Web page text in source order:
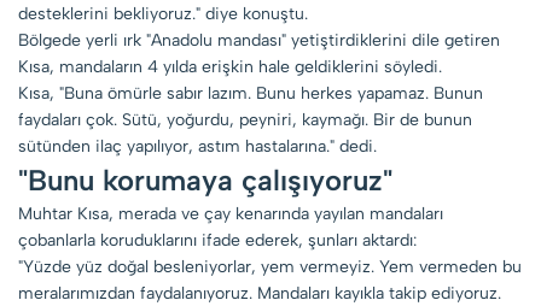
desteklerini bekliyoruz." diye konuştu.
Bölgede yerli ırk "Anadolu mandası" yetiştirdiklerini dile getiren
Kısa, mandaların 4 yılda erişkin hale geldiklerini söyledi.
Kısa, "Buna ömürle sabır lazım. Bunu herkes yapamaz. Bunun
faydaları çok. Sütü, yoğurdu, peyniri, kaymağı. Bir de bunun
sütünden ilaç yapılıyor, astım hastalarına." dedi.
"Bunu korumaya çalışıyoruz"
Muhtar Kısa, merada ve çay kenarında yayılan mandaları
çobanlarla koruduklarını ifade ederek, şunları aktardı:
"Yüzde yüz doğal besleniyorlar, yem vermeyiz. Yem vermeden bu
meralarımızdan faydalanıyoruz. Mandaları kayıkla takip ediyoruz.